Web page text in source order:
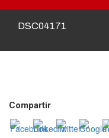
DSC04171
Compartir